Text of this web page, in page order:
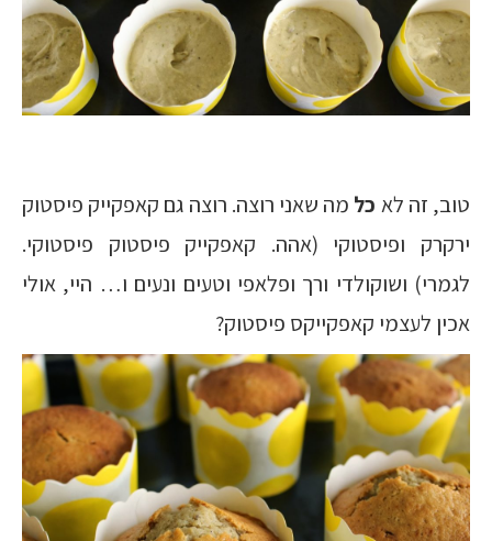
טוב, זה לא כל מה שאני רוצה. רוצה גם קאפקייק פיסטוק
ירקרק ופיסטוקי (אהה. קאפקייק פיסטוק פיסטוקי.
לגמרי) ושוקולדי ורך ופלאפי וטעים ונעים ו… היי, אולי
אכין לעצמי קאפקייקס פיסטוק?